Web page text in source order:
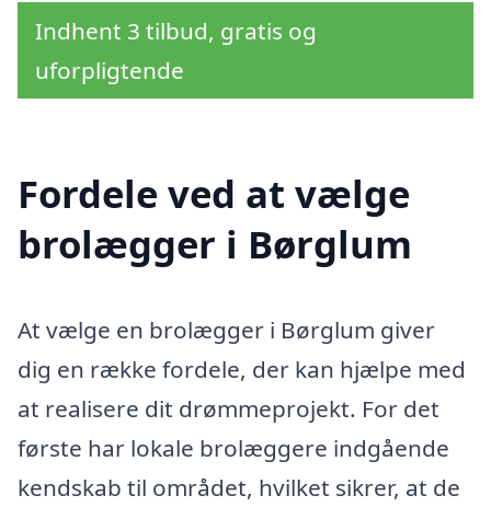
Indhent 3 tilbud, gratis og
uforpligtende
Fordele ved at vælge
brolægger i Børglum
At vælge en brolægger i Børglum giver
dig en række fordele, der kan hjælpe med
at realisere dit drømmeprojekt. For det
første har lokale brolæggere indgående
kendskab til området, hvilket sikrer, at de